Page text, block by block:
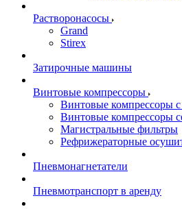
Растворонасосы
Grand
Stirex
Затирочные машины
Винтовые компрессоры
Винтовые компрессоры
Винтовые компрессоры
Магистральные фильтры
Рефрижераторные
Пневмонагнетатели
Пневмотранспорт в аренду